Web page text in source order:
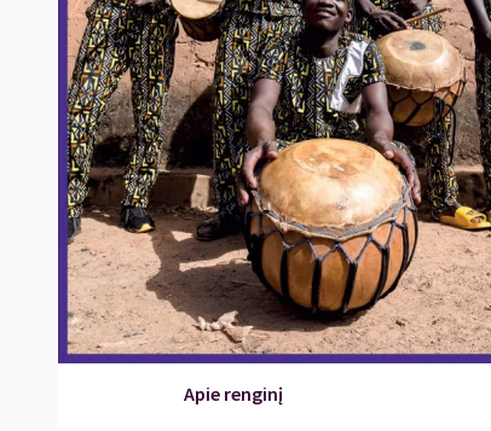
Apie renginį